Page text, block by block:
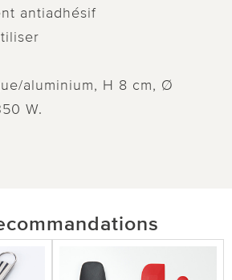
antiadhésif
aluminium, H 8 cm, Ø
W.